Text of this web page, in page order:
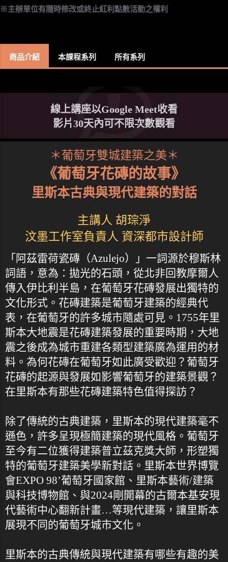
※主辦單位有隨時修改或終止紅利點數活動之權利
商品介紹 本課程系列 所有系列
線上講座以Google Meet收看
影片30天內可不限次數觀看
＊葡萄牙雙城建築之美＊
《葡萄牙花磚的故事》
里斯本古典與現代建築的對話
主講人 胡琮淨
汶墨工作室負責人 資深都市設計師
「阿茲雷荷瓷磚（Azulejo）」一詞源於穆斯林
詞語，意為：拋光的石頭，從北非回教摩爾人
傳入伊比利半島，在葡萄牙花磚發展出獨特的
文化形式。花磚建築是葡萄牙建築的經典代
表，在葡萄牙的許多城市隨處可見。1755年里
斯本大地震是花磚建築發展的重要時期，大地
震之後成為城市重建各類型建築廣為運用的材
料。為何花磚在葡萄牙如此廣受歡迎？葡萄牙
花磚的起源與發展如影響葡萄牙的建築景觀？
在里斯本有那些花磚建築特色值得探訪？
除了傳統的古典建築，里斯本的現代建築毫不
遜色，許多呈現極簡建築的現代風格。葡萄牙
至今有二位獲得建築普立茲克獎大師，形塑獨
特的葡萄牙建築美學新對話。里斯本世界博覽
會EXPO 98’葡萄牙國家館、里斯本藝術/建築
與科技博物館、與2024剛開幕的古爾本基安現
代藝術中心翻新計畫…等現代建築，讓里斯本
展現不同的葡萄牙城市文化。
里斯本的古典傳統與現代建築有哪些有趣的美